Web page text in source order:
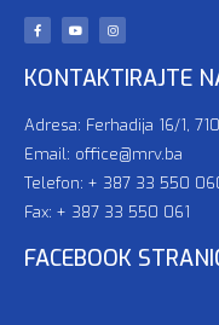
KONTAKTIRAJTE
Adresa: Ferhadija 16/1,
Email: office@mrv.ba
Telefon: + 387 33 550
Fax: + 387 33 550 061
FACEBOOK